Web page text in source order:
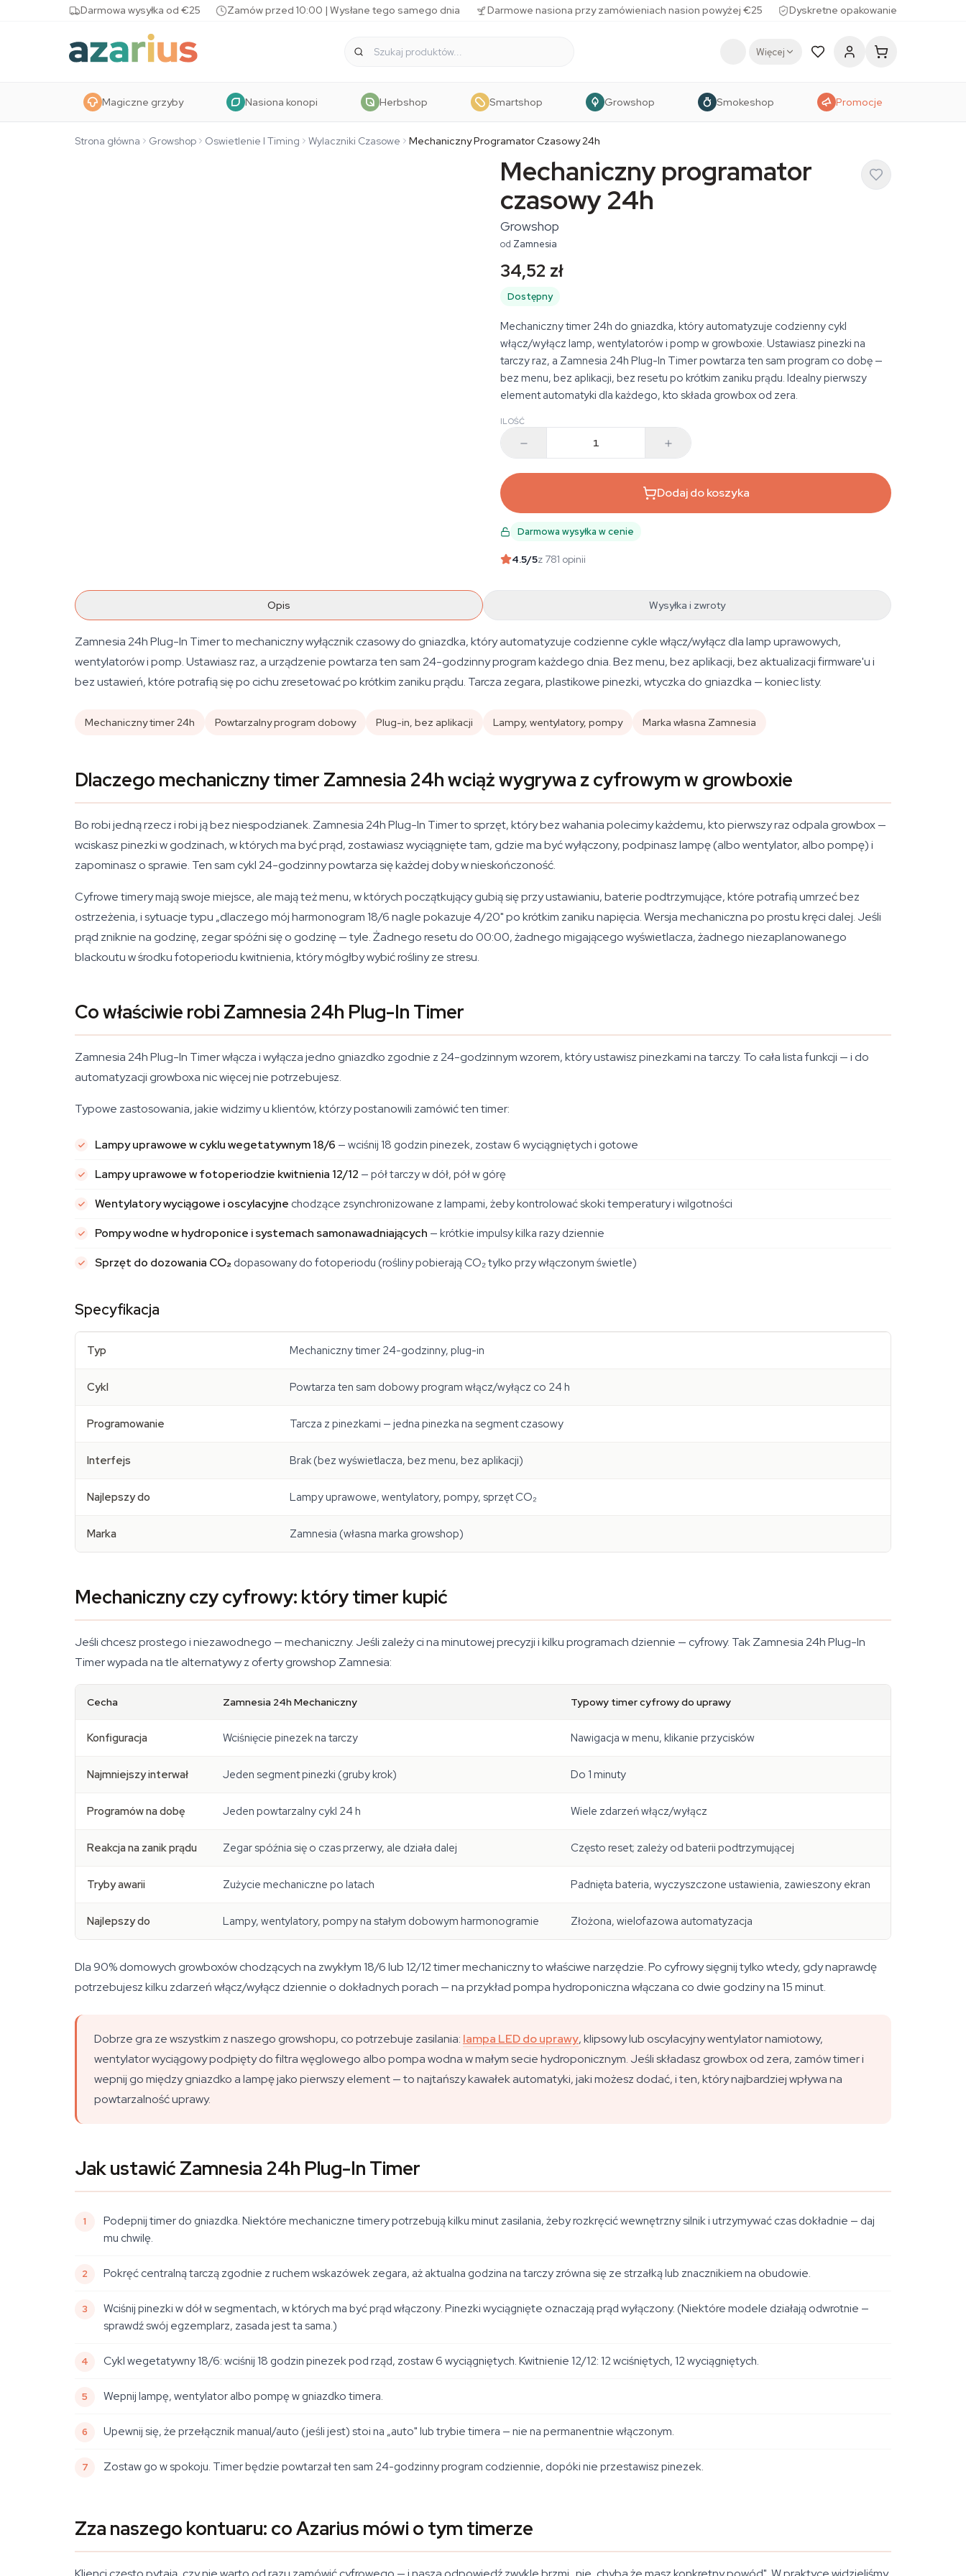
Skip to contentDarmowa wysyłka od €25 Zamów przed 10:00 | Wysłane tego samego dnia Darmowe nasiona przy zamówieniach nasion powyżej €25 Dyskretne opakowanie
Więcej
Magiczne grzyby Nasiona konopi Herbshop Smartshop Growshop Smokeshop Promocje
Strona główna Growshop Oswietlenie I Timing Wylaczniki Czasowe Mechaniczny Programator Czasowy 24h
Mechaniczny programator
czasowy 24h
Growshop
od Zamnesia
34,52 zł
Dostępny
Mechaniczny timer 24h do gniazdka, który automatyzuje codzienny cykl
włącz/wyłącz lamp, wentylatorów i pomp w growboxie. Ustawiasz pinezki na
tarczy raz, a Zamnesia 24h Plug-In Timer powtarza ten sam program co dobę —
bez menu, bez aplikacji, bez resetu po krótkim zaniku prądu. Idealny pierwszy
element automatyki dla każdego, kto składa growbox od zera.
ILOŚĆ
Dodaj do koszyka
Darmowa wysyłka w cenie
4.5/5z 781 opinii
Opis Wysyłka i zwroty
Zamnesia 24h Plug-In Timer to mechaniczny wyłącznik czasowy do gniazdka, który automatyzuje codzienne cykle włącz/wyłącz dla lamp uprawowych,
wentylatorów i pomp. Ustawiasz raz, a urządzenie powtarza ten sam 24-godzinny program każdego dnia. Bez menu, bez aplikacji, bez aktualizacji firmware'u i
bez ustawień, które potrafią się po cichu zresetować po krótkim zaniku prądu. Tarcza zegara, plastikowe pinezki, wtyczka do gniazdka — koniec listy.
Mechaniczny timer 24h Powtarzalny program dobowy Plug-in, bez aplikacji Lampy, wentylatory, pompy Marka własna Zamnesia
Dlaczego mechaniczny timer Zamnesia 24h wciąż wygrywa z cyfrowym w growboxie
Bo robi jedną rzecz i robi ją bez niespodzianek. Zamnesia 24h Plug-In Timer to sprzęt, który bez wahania polecimy każdemu, kto pierwszy raz odpala growbox —
wciskasz pinezki w godzinach, w których ma być prąd, zostawiasz wyciągnięte tam, gdzie ma być wyłączony, podpinasz lampę (albo wentylator, albo pompę) i
zapominasz o sprawie. Ten sam cykl 24-godzinny powtarza się każdej doby w nieskończoność.
Cyfrowe timery mają swoje miejsce, ale mają też menu, w których początkujący gubią się przy ustawianiu, baterie podtrzymujące, które potrafią umrzeć bez
ostrzeżenia, i sytuacje typu „dlaczego mój harmonogram 18/6 nagle pokazuje 4/20" po krótkim zaniku napięcia. Wersja mechaniczna po prostu kręci dalej. Jeśli
prąd zniknie na godzinę, zegar spóźni się o godzinę — tyle. Żadnego resetu do 00:00, żadnego migającego wyświetlacza, żadnego niezaplanowanego
blackoutu w środku fotoperiodu kwitnienia, który mógłby wybić rośliny ze stresu.
Co właściwie robi Zamnesia 24h Plug-In Timer
Zamnesia 24h Plug-In Timer włącza i wyłącza jedno gniazdko zgodnie z 24-godzinnym wzorem, który ustawisz pinezkami na tarczy. To cała lista funkcji — i do
automatyzacji growboxa nic więcej nie potrzebujesz.
Typowe zastosowania, jakie widzimy u klientów, którzy postanowili zamówić ten timer:
Lampy uprawowe w cyklu wegetatywnym 18/6 — wciśnij 18 godzin pinezek, zostaw 6 wyciągniętych i gotowe
Lampy uprawowe w fotoperiodzie kwitnienia 12/12 — pół tarczy w dół, pół w górę
Wentylatory wyciągowe i oscylacyjne chodzące zsynchronizowane z lampami, żeby kontrolować skoki temperatury i wilgotności
Pompy wodne w hydroponice i systemach samonawadniających — krótkie impulsy kilka razy dziennie
Sprzęt do dozowania CO₂dopasowany do fotoperiodu (rośliny pobierają CO₂ tylko przy włączonym świetle)
Specyfikacja
Typ Mechaniczny timer 24-godzinny, plug-in
Cykl Powtarza ten sam dobowy program włącz/wyłącz co 24 h
Programowanie Tarcza z pinezkami — jedna pinezka na segment czasowy
Interfejs Brak (bez wyświetlacza, bez menu, bez aplikacji)
Najlepszy do Lampy uprawowe, wentylatory, pompy, sprzęt CO₂
Marka Zamnesia (własna marka growshop)
Mechaniczny czy cyfrowy: który timer kupić
Jeśli chcesz prostego i niezawodnego — mechaniczny. Jeśli zależy ci na minutowej precyzji i kilku programach dziennie — cyfrowy. Tak Zamnesia 24h Plug-In
Timer wypada na tle alternatywy z oferty growshop Zamnesia:
Cecha Zamnesia 24h Mechaniczny Typowy timer cyfrowy do uprawy
Konfiguracja Wciśnięcie pinezek na tarczy Nawigacja w menu, klikanie przycisków
Najmniejszy interwał Jeden segment pinezki (gruby krok) Do 1 minuty
Programów na dobę Jeden powtarzalny cykl 24 h Wiele zdarzeń włącz/wyłącz
Reakcja na zanik prądu Zegar spóźnia się o czas przerwy, ale działa dalej Często reset; zależy od baterii podtrzymującej
Tryby awarii Zużycie mechaniczne po latach Padnięta bateria, wyczyszczone ustawienia, zawieszony ekran
Najlepszy do Lampy, wentylatory, pompy na stałym dobowym harmonogramie Złożona, wielofazowa automatyzacja
Dla 90% domowych growboxów chodzących na zwykłym 18/6 lub 12/12 timer mechaniczny to właściwe narzędzie. Po cyfrowy sięgnij tylko wtedy, gdy naprawdę
potrzebujesz kilku zdarzeń włącz/wyłącz dziennie o dokładnych porach — na przykład pompa hydroponiczna włączana co dwie godziny na 15 minut.
Dobrze gra ze wszystkim z naszego growshopu, co potrzebuje zasilania: lampa LED do uprawy, klipsowy lub oscylacyjny wentylator namiotowy,
wentylator wyciągowy podpięty do filtra węglowego albo pompa wodna w małym secie hydroponicznym. Jeśli składasz growbox od zera, zamów timer i
wepnij go między gniazdko a lampę jako pierwszy element — to najtańszy kawałek automatyki, jaki możesz dodać, i ten, który najbardziej wpływa na
powtarzalność uprawy.
Jak ustawić Zamnesia 24h Plug-In Timer
Podepnij timer do gniazdka. Niektóre mechaniczne timery potrzebują kilku minut zasilania, żeby rozkręcić wewnętrzny silnik i utrzymywać czas dokładnie — daj
mu chwilę.
Pokręć centralną tarczą zgodnie z ruchem wskazówek zegara, aż aktualna godzina na tarczy zrówna się ze strzałką lub znacznikiem na obudowie.
Wciśnij pinezkiw dółw segmentach, w których ma być prądwłączony. Pinezkiwyciągnięte oznaczają prąd wyłączony. (Niektóre modele działają odwrotnie —
sprawdź swój egzemplarz, zasada jest ta sama.)
Cykl wegetatywny 18/6: wciśnij 18 godzin pinezek pod rząd, zostaw 6 wyciągniętych. Kwitnienie 12/12: 12 wciśniętych, 12 wyciągniętych.
Wepnij lampę, wentylator albo pompę w gniazdko timera.
Upewnij się, że przełącznik manual/auto (jeśli jest) stoi na „auto" lub trybie timera — nie na permanentnie włączonym.
Zostaw go w spokoju. Timer będzie powtarzał ten sam 24-godzinny program codziennie, dopóki nie przestawisz pinezek.
Zza naszego kontuaru: co Azarius mówi o tym timerze